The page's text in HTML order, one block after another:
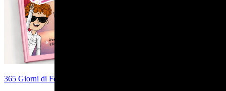
365 Giorni di Felicità